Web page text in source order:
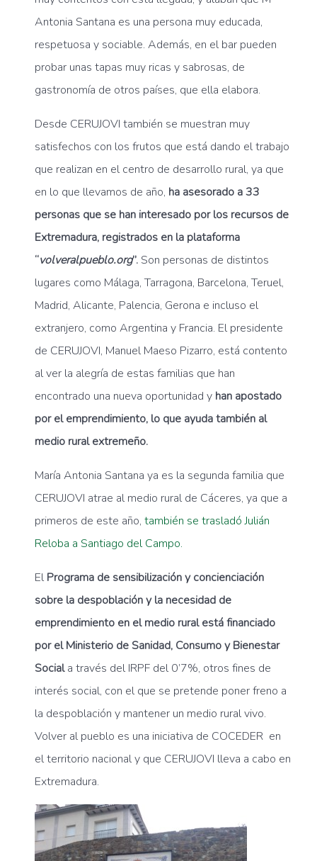
Antonia Santana es una persona muy educada,
respetuosa y sociable. Además, en el bar pueden
probar unas tapas muy ricas y sabrosas, de
gastronomía de otros países, que ella elabora.
Desde CERUJOVI también se muestran muy
satisfechos con los frutos que está dando el trabajo
que realizan en el centro de desarrollo rural, ya que
en lo que llevamos de año, ha asesorado a 33
personas que se han interesado por los recursos de
Extremadura, registrados en la plataforma
“volveralpueblo.org”. Son personas de distintos
lugares como Málaga, Tarragona, Barcelona, Teruel,
Madrid, Alicante, Palencia, Gerona e incluso el
extranjero, como Argentina y Francia. El presidente
de CERUJOVI, Manuel Maeso Pizarro, está contento
al ver la alegría de estas familias que han
encontrado una nueva oportunidad y han apostado
por el emprendimiento, lo que ayuda también al
medio rural extremeño.
María Antonia Santana ya es la segunda familia que
CERUJOVI atrae al medio rural de Cáceres, ya que a
primeros de este año, también se trasladó Julián
Reloba a Santiago del Campo.
El Programa de sensibilización y concienciación
sobre la despoblación y la necesidad de
emprendimiento en el medio rural está financiado
por el Ministerio de Sanidad, Consumo y Bienestar
Sociala través del IRPF del 0’7%, otros fines de
interés social, con el que se pretende poner freno a
la despoblación y mantener un medio rural vivo.
Volver al pueblo es una iniciativa de COCEDER en
el territorio nacional y que CERUJOVI lleva a cabo en
Extremadura.